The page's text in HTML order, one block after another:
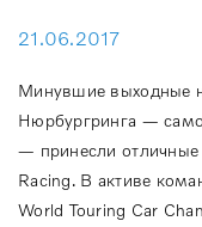
21.06.2017
Минувшие выходные
Нюрбургринга —
— принесли отличные
Racing. В активе
World Touring Car